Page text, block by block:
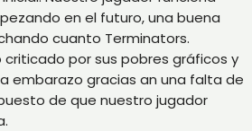
en el futuro, una buena
cuanto Terminators.
criticado por sus pobres gráficos y
embarazo gracias an una falta de
de que nuestro jugador